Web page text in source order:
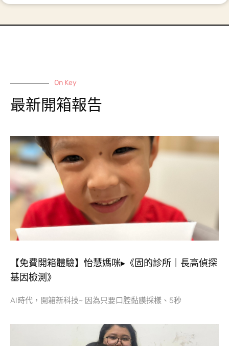
On Key
最新開箱報告
【免費開箱體驗】怡慧媽咪▸《固的診所｜長高偵探
基因檢測》
AI時代，開箱新科技~ 因為只要口腔黏膜採樣、5秒